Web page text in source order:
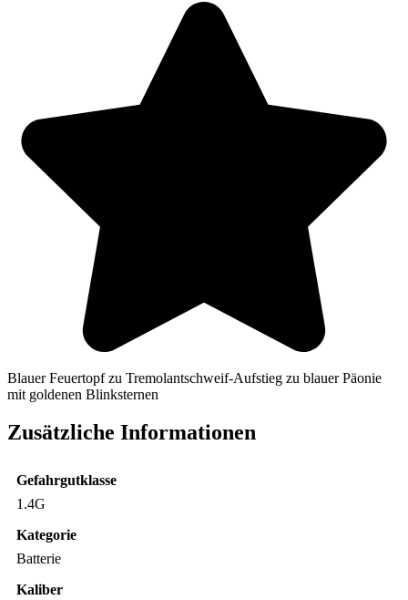
Blauer Feuertopf zu Tremolantschweif-Aufstieg zu blauer Päonie
mit goldenen Blinksternen
Zusätzliche Informationen
Gefahrgutklasse
1.4G
Kategorie
Batterie
Kaliber